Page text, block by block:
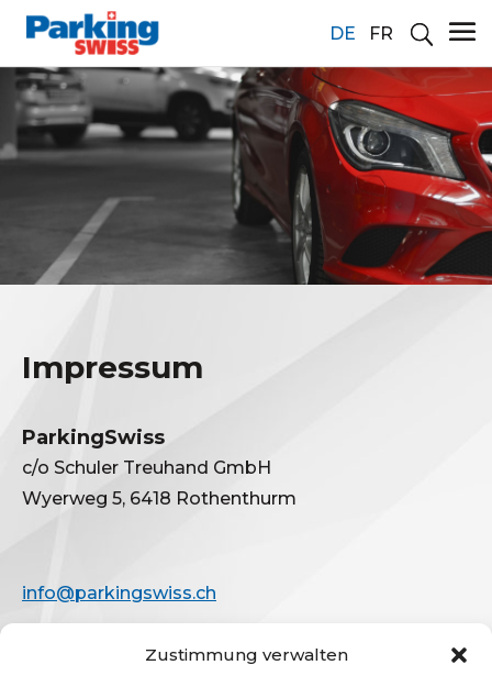
Zustimmung verwalten
DE FR
Impressum
ParkingSwiss
c/o Schuler Treuhand GmbH
Wyerweg 5, 6418 Rothenthurm
info@parkingswiss.ch